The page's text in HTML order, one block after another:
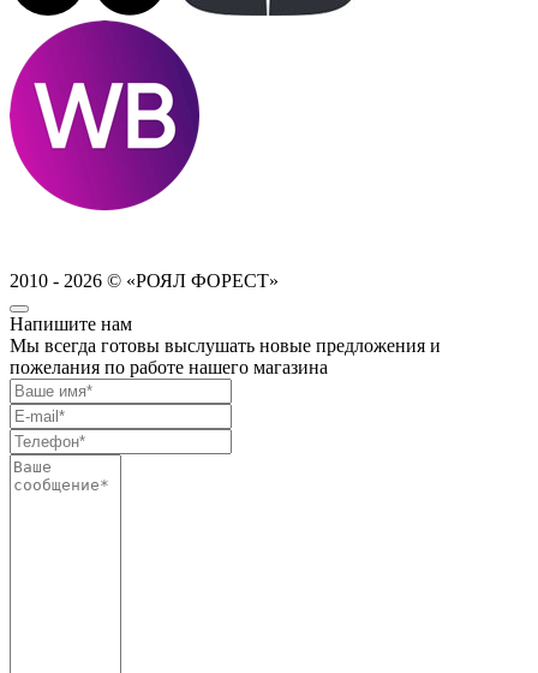
2010 - 2026 © «РОЯЛ ФОРЕСТ»
Напишите нам
Мы всегда готовы выслушать новые предложения и
пожелания по работе нашего магазина